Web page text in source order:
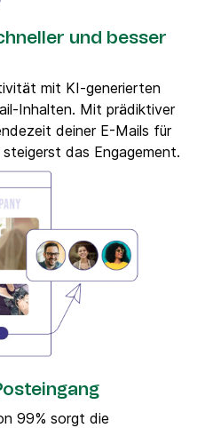
und besser
mit KI-generierten
Inhalten. Mit prädiktiver
deiner E-Mails für
das Engagement.
99% sorgt die